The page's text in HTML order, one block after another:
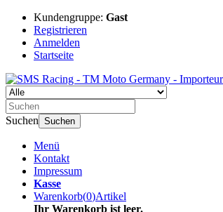
Kundengruppe: Gast
Registrieren
Anmelden
Startseite
Suchen Suchen
Menü
Kontakt
Impressum
Kasse
Warenkorb(0)Artikel
Ihr Warenkorb ist leer.